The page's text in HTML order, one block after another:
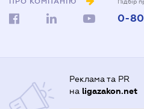
0-
Реклама та PR
на ligazakon.net